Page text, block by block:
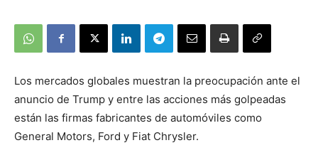
Los mercados globales muestran la preocupación ante el
anuncio de Trump y entre las acciones más golpeadas
están las firmas fabricantes de automóviles como
General Motors, Ford y Fiat Chrysler.